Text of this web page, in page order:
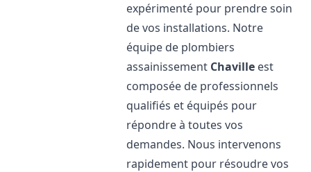
expérimenté pour prendre soin
de vos installations. Notre
équipe de plombiers
assainissement Chaville est
composée de professionnels
qualifiés et équipés pour
répondre à toutes vos
demandes. Nous intervenons
rapidement pour résoudre vos